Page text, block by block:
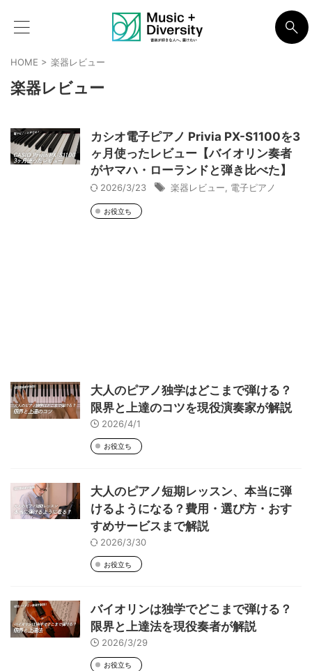
HOME > 楽器レビュー
楽器レビュー
カシオ電子ピアノ Privia PX-S1100を3
ヶ月使ったレビュー【バイオリン奏者
がヤマハ・ローランドと弾き比べた】
2026/3/23 楽器レビュー 電子ピアノ
お役立ち
大人のピアノ独学はどこまで弾ける？
限界と上達のコツを現役演奏家が解説
2026/4/1
お役立ち
大人のピアノ短期レッスン、本当に弾
けるようになる？費用・選び方・おす
すめサービスまで解説
2026/3/30
お役立ち
バイオリンは独学でどこまで弾ける？
限界と上達法を現役奏者が解説
2026/3/29
お役立ち